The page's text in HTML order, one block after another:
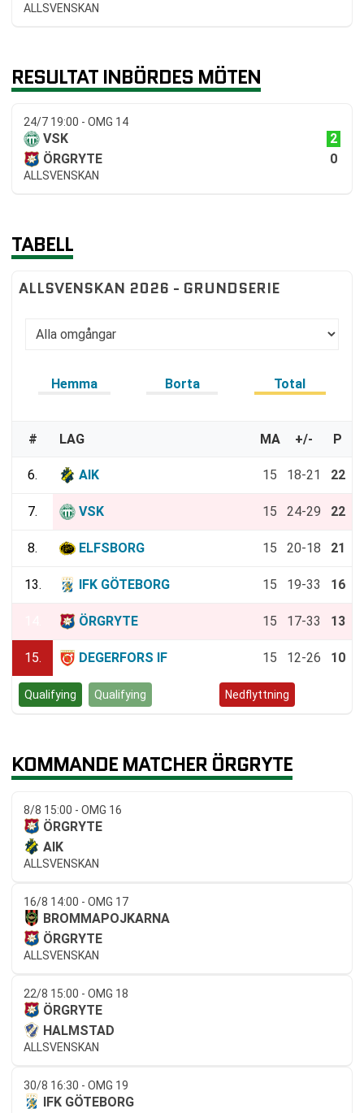
ALLSVENSKAN
RESULTAT INBÖRDES MÖTEN
24/7 19:00 - OMG 14
VSK
2
ÖRGRYTE
0
ALLSVENSKAN
TABELL
ALLSVENSKAN 2026 - GRUNDSERIE
Hemma Borta Total
# LAG MA +/- P
6. AIK 15 18-21 22
7. VSK 15 24-29 22
8. ELFSBORG 15 20-18 21
13. IFK GÖTEBORG 15 19-33 16
ÖRGRYTE 15 17-33 13
15. DEGERFORS IF 15 12-26 10
Qualifying Qualifying Nedflyttning
KOMMANDE MATCHER ÖRGRYTE
8/8 15:00 - OMG 16
ÖRGRYTE
AIK
ALLSVENSKAN
16/8 14:00 - OMG 17
BROMMAPOJKARNA
ÖRGRYTE
ALLSVENSKAN
22/8 15:00 - OMG 18
ÖRGRYTE
HALMSTAD
ALLSVENSKAN
30/8 16:30 - OMG 19
IFK GÖTEBORG